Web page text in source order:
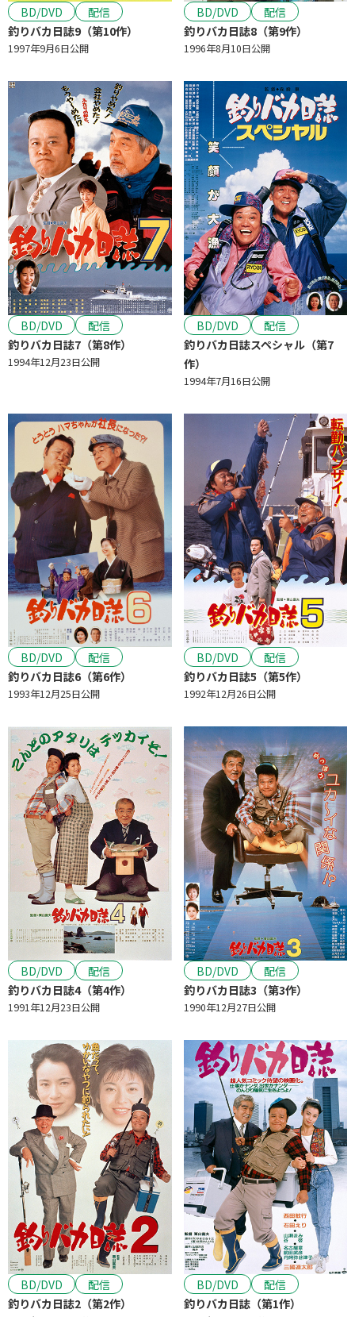
BD/DVD
配信
釣りバカ日誌9（第10作）
1997年9月6日公開
BD/DVD
配信
釣りバカ日誌8（第9作）
1996年8月10日公開
BD/DVD
配信
釣りバカ日誌7（第8作）
1994年12月23日公開
BD/DVD
配信
釣りバカ日誌スペシャル（第7
作）
1994年7月16日公開
BD/DVD
配信
釣りバカ日誌6（第6作）
1993年12月25日公開
BD/DVD
配信
釣りバカ日誌5（第5作）
1992年12月26日公開
BD/DVD
配信
釣りバカ日誌4（第4作）
1991年12月23日公開
BD/DVD
配信
釣りバカ日誌3（第3作）
1990年12月27日公開
BD/DVD
配信
釣りバカ日誌2（第2作）
BD/DVD
配信
釣りバカ日誌（第1作）